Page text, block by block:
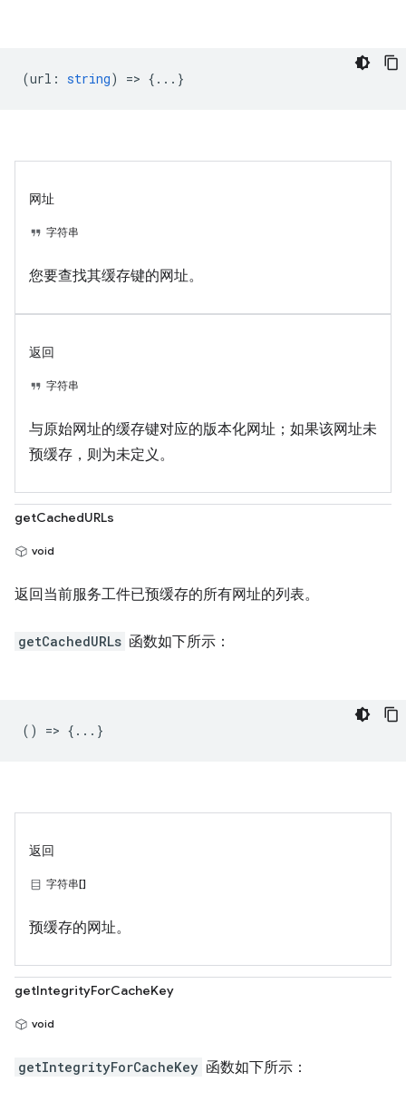
(url : string) => {...}
网址
字符串
您要查找其缓存键的网址。
返回
字符串
与原始网址的缓存键对应的版本化网址；如果该网址未
预缓存，则为未定义。
getCachedURLs
void
返回当前服务工件已预缓存的所有网址的列表。
getCachedURLs 函数如下所示：
() => {...}
返回
字符串[]
预缓存的网址。
getIntegrityForCacheKey
void
getIntegrityForCacheKey 函数如下所示：